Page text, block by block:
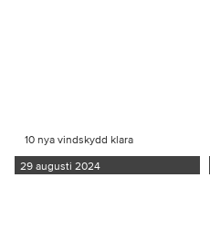
10 nya vindskydd klara
29 augusti 2024